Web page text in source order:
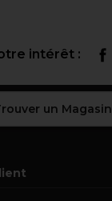
intérêt :
un Magasin